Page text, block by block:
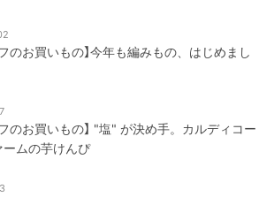
フのお買いもの】今年も編みもの、はじめまし
フのお買いもの】 "塩" が決め手。カルディコー
ームの芋けんぴ